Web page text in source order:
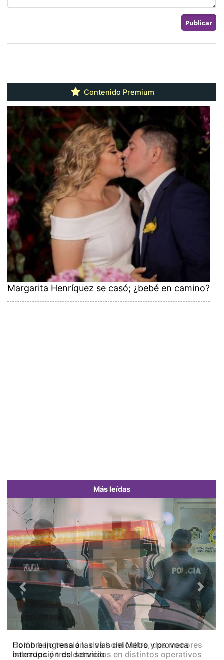
Contenido Premium
Margarita Henríquez se casó; ¿bebé en camino?
Más leídas
Colón bajo tensión: dos homicidios, dos menores
baleados y tres detenidos en distintos operativos
Previous Next